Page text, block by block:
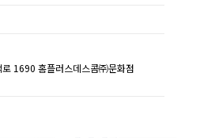
1690 홈플러스데스콤㈜문화점